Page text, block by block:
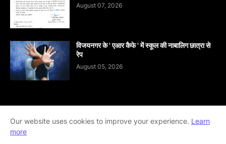
August 07, 2026
विजयनगर के ' एआर कैफे ' में स्कूल की नाबालिग छात्रा से
रेप
August 05, 2026
Home About contact-us
Disclaimer
Our website uses cookies to improve your experience. Learn
more